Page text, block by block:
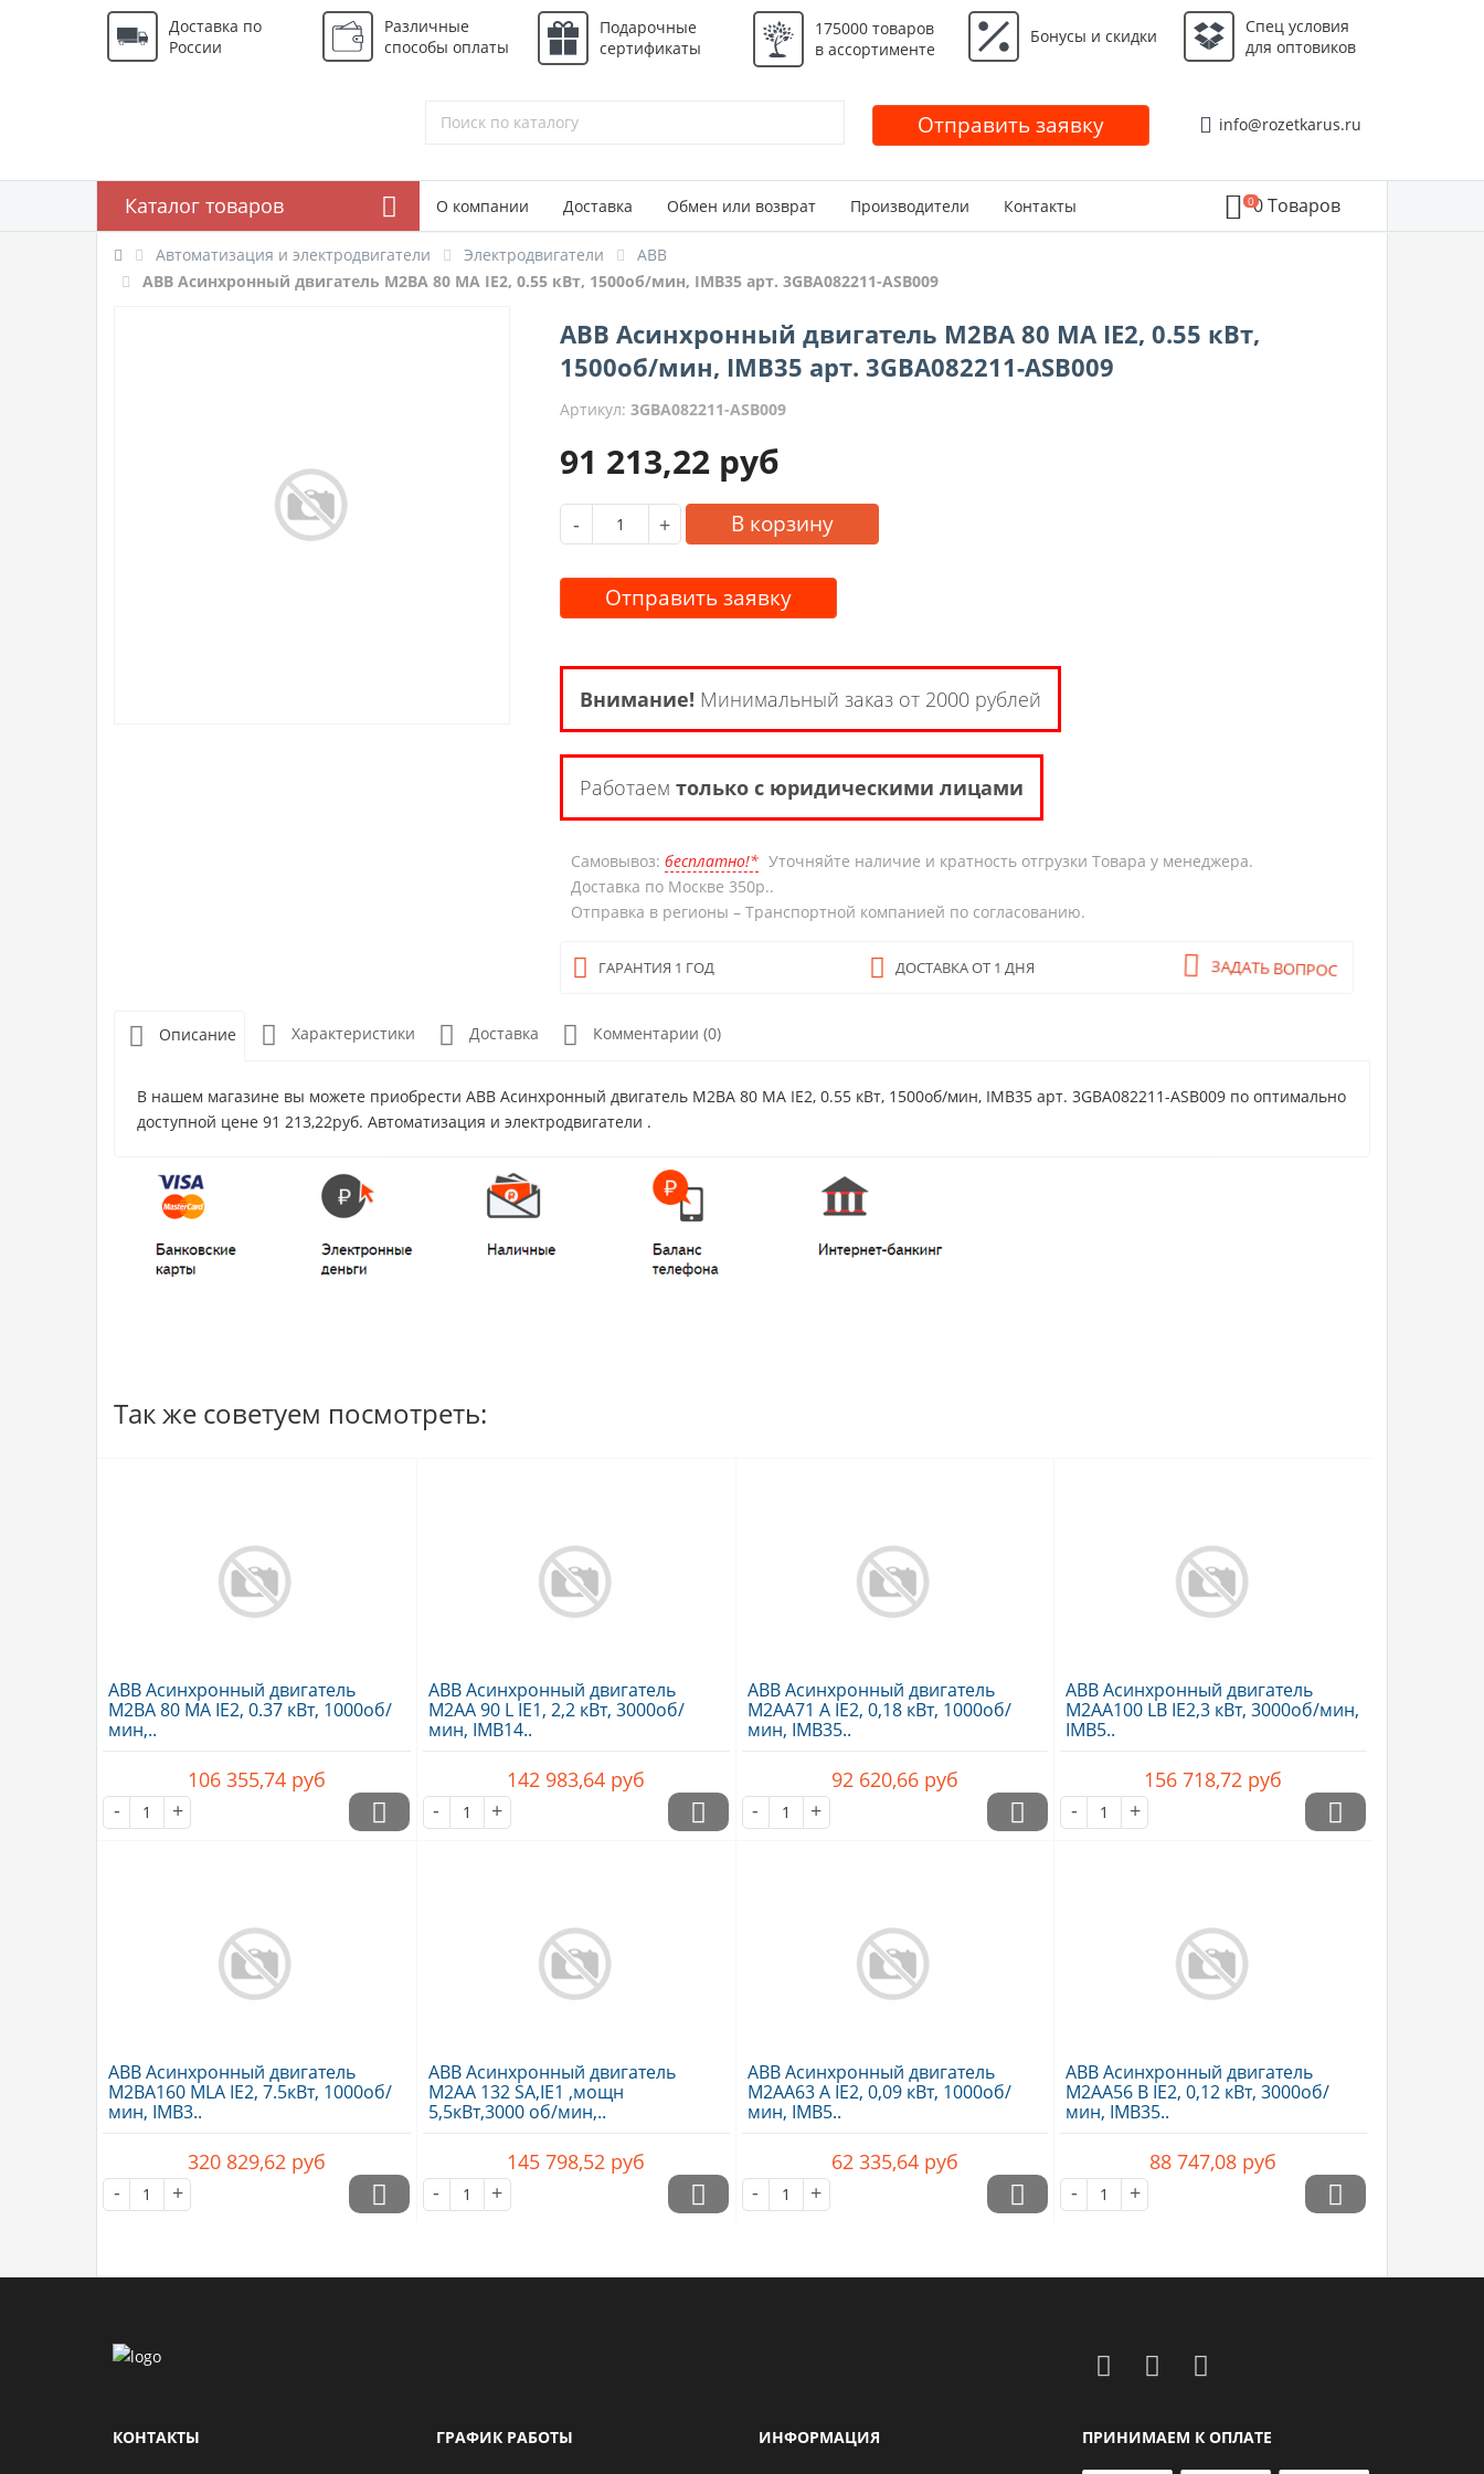
Доставка по
России
Различные
способы оплаты
Подарочные
сертификаты
175000 товаров
в ассортименте
Бонусы и скидки
Спец условия
для оптовиков
Отправить заявку info@rozetkarus.ru
О компании Доставка Обмен или возврат Производители Контакты 0Товаров
0
Каталог товаров
Автоматизация и электродвигатели Электродвигатели
ABB
ABB Асинхронный двигатель M2BA 80 MA IE2, 0.55 кВт, 1500об/мин, IMB35 арт. 3GBA082211-ASB009
ABB Асинхронный двигатель M2BA 80 MA IE2, 0.55 кВт,
1500об/мин, IMB35 арт. 3GBA082211-ASB009
Артикул:3GBA082211-ASB009
91 213,22 руб
- + В корзину
Отправить заявку
Внимание! Минимальный заказ от 2000 рублей
Работаемтолько с юридическими лицами
Самовывоз:бесплатно!* Уточняйте наличие и кратность отгрузки Товара у менеджера.
Доставка по Москве 350р..
Отправка в регионы – Транспортной компанией по согласованию.
ГАРАНТИЯ 1 ГОД ДОСТАВКА ОТ 1 ДНЯ ЗАДАТЬ ВОПРОС
Описание Характеристики Доставка Комментарии (0)
В нашем магазине вы можете приобрести ABB Асинхронный двигатель M2BA 80 MA IE2, 0.55 кВт, 1500об/мин, IMB35 арт. 3GBA082211-ASB009 по оптимально
доступной цене 91 213,22руб. Автоматизация и электродвигатели .
Так же советуем посмотреть:
ABB Асинхронный двигатель
M2BA 80 MA IE2, 0.37 кВт, 1000об/
мин,..
106 355,74 руб
-
+
ABB Асинхронный двигатель
M2AA 90 L IE1, 2,2 кВт, 3000об/
мин, IMB14..
142 983,64 руб
-
+
ABB Асинхронный двигатель
M2AA71 A IE2, 0,18 кВт, 1000об/
мин, IMB35..
92 620,66 руб
-
+
ABB Асинхронный двигатель
M2AA100 LB IE2,3 кВт, 3000об/мин,
IMB5..
156 718,72 руб
-
+
ABB Асинхронный двигатель
M2BA160 MLA IE2, 7.5кВт, 1000об/
мин, IMB3..
320 829,62 руб
-
+
ABB Асинхронный двигатель
M2AA 132 SA,IE1 ,мощн
5,5кВт,3000 об/мин,..
145 798,52 руб
-
+
ABB Асинхронный двигатель
M2AA63 A IE2, 0,09 кВт, 1000об/
мин, IMB5..
62 335,64 руб
-
+
ABB Асинхронный двигатель
M2AA56 B IE2, 0,12 кВт, 3000об/
мин, IMB35..
88 747,08 руб
-
+
КОНТАКТЫ ГРАФИК РАБОТЫ ИНФОРМАЦИЯ ПРИНИМАЕМ К ОПЛАТЕ